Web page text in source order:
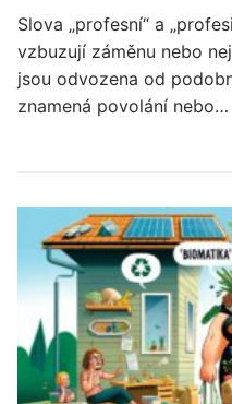
Slova „profesní“ a
vzbuzují záměnu nebo
jsou odvozena od
znamená povolání nebo…